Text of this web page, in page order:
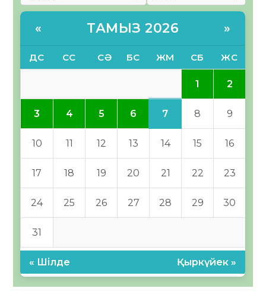
« ТАМЫЗ 2026 »
ДС СС СӘ БС ЖМ СБ ЖС
1 2
3 4 5 6 7 8 9
10 11 12 13 14 15 16
17 18 19 20 21 22 23
24 25 26 27 28 29 30
31
« Шілде Қыркүйек »